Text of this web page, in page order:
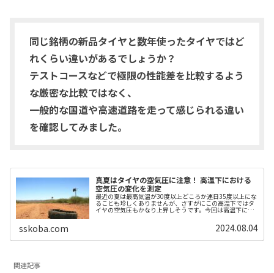
同じ銘柄の新品タイヤと数年使ったタイヤではど
れくらい違いがあるでしょうか？
テストコースなどで極限の性能差を比較するよう
な厳密な比較ではなく、
一般的な国道や高速道路を走って感じられる違い
を確認してみました。
真夏はタイヤの空気圧に注意！ 高温下における
空気圧の変化を測定
最近の夏は最高気温が30度以上どころか連日35度以上にな
ることも珍しくありませんが、さすがにこの高温下ではタ
イヤの空気圧もかなり上昇しそうです。今回は高温下にお
sskoba.com 2024.08.04
関連記事